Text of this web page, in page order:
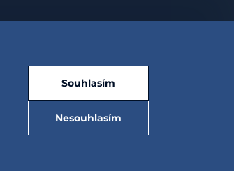
Nesouhlasím
Souhlasím